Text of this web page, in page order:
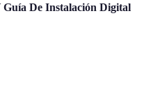
De Instalación Digital